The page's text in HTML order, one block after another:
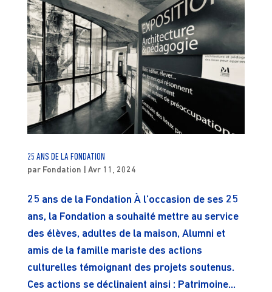
25 ANS DE LA FONDATION
par Fondation Avr 11, 2024
25 ans de la Fondation À l’occasion de ses 25
ans, la Fondation a souhaité mettre au service
des élèves, adultes de la maison, Alumni et
amis de la famille mariste des actions
culturelles témoignant des projets soutenus.
Ces actions se déclinaient ainsi : Patrimoine...